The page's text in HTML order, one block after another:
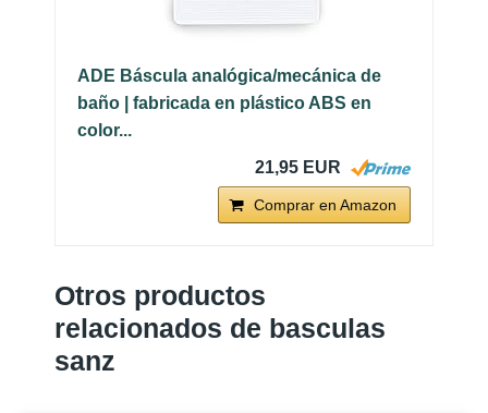
ADE Báscula analógica/mecánica de
baño | fabricada en plástico ABS en
color...
21,95 EUR
Comprar en Amazon
Otros productos
relacionados de basculas
sanz